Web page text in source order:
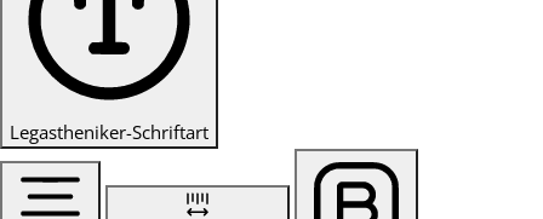
Legastheniker-Schriftart